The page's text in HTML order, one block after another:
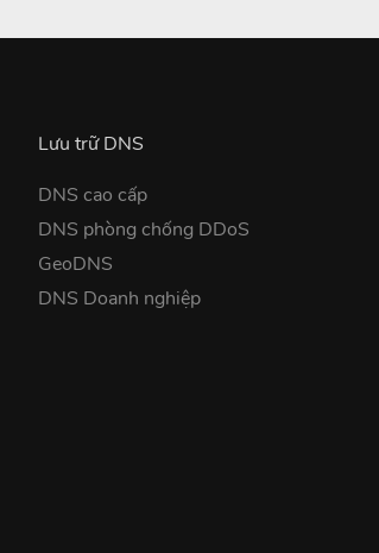
Lưu trữ DNS
DNS cao cấp
DNS phòng chống DDoS
GeoDNS
DNS Doanh nghiệp